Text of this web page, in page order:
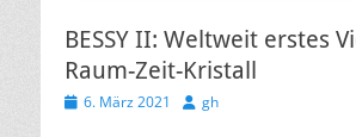
BESSY II: Weltweit erstes
Raum-Zeit-Kristall
Veröffentlicht
6. März 2021 Autor
gh